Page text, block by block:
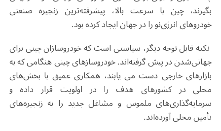
بگیرند، چین با سرعت بالا، پیشرفته‌ترین زنجیره صنعتی
خودروهای انرژی‌نو را در جهان ایجاد کرده بود.
نکته قابل توجه دیگر، سیاستی است که خودروسازان چینی برای
جهانی‌شدن در پیش گرفته‌اند. خودروسازهای چینی هنگامی که به
بازارهای خارجی دست می یابند، همکاری عمیق با بخش‌های
محلی در کشورهای هدف را در اولویت قرار داده‌ و
سرمایه‌گذاری‌های ملموس و مشاغل جدید را به زنجیره‌های
تأمین محلی آورده‌اند.